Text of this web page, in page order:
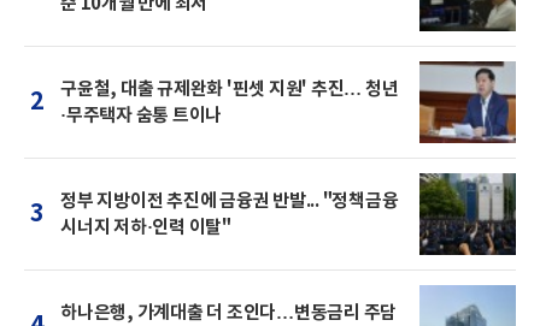
2
구윤철, 대출 규제완화 '핀셋 지원' 추진… 청년
·무주택자 숨통 트이나
3
정부 지방이전 추진에 금융권 반발... "정책금융
시너지 저하·인력 이탈"
하나은행, 가계대출 더 조인다…변동금리 주담